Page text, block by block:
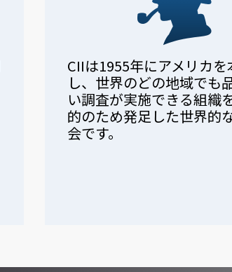
CIIは1955年にアメリカを
し、世界のどの地域でも
い調査が実施できる組織
的のため発足した世界的
会です。